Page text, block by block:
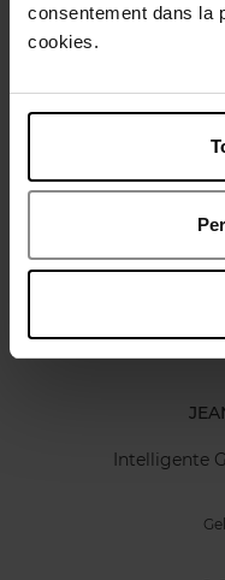
consentement dans la
cookies.
Karakteristieken
Review Beleid
Nog
Intelligente